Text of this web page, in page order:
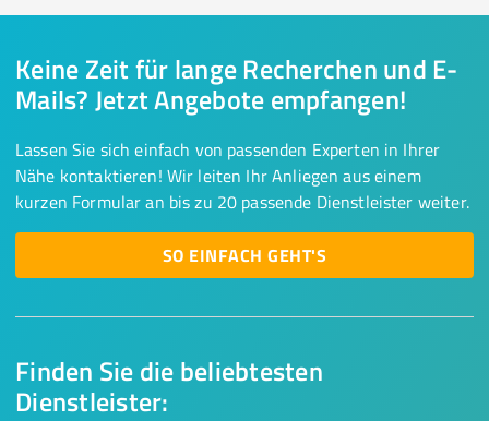
Finden Sie die beliebtesten
Dienstleister:
Keine Zeit für lange Recherchen und E-
Mails? Jetzt Angebote empfangen!
Lassen Sie sich einfach von passenden Experten in Ihrer
Nähe kontaktieren! Wir leiten Ihr Anliegen aus einem
kurzen Formular an bis zu 20 passende Dienstleister weiter.
SO EINFACH GEHT'S